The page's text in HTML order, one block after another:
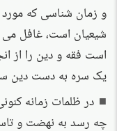
و زمان شناسی که
شیعیان است، غافل می
است فقه و دین را از
یک سره به دست دین
در ظلمات زمانه
چه رسد به نهضت و